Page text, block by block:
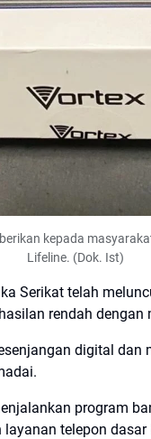
kepada
Lifeline. (Dok. Ist)
Serikat telah
rendah dengan
digital
program
telepon